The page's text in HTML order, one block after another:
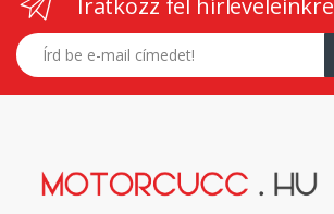
Iratkozz fel hírleveleinkre
E-mail címed